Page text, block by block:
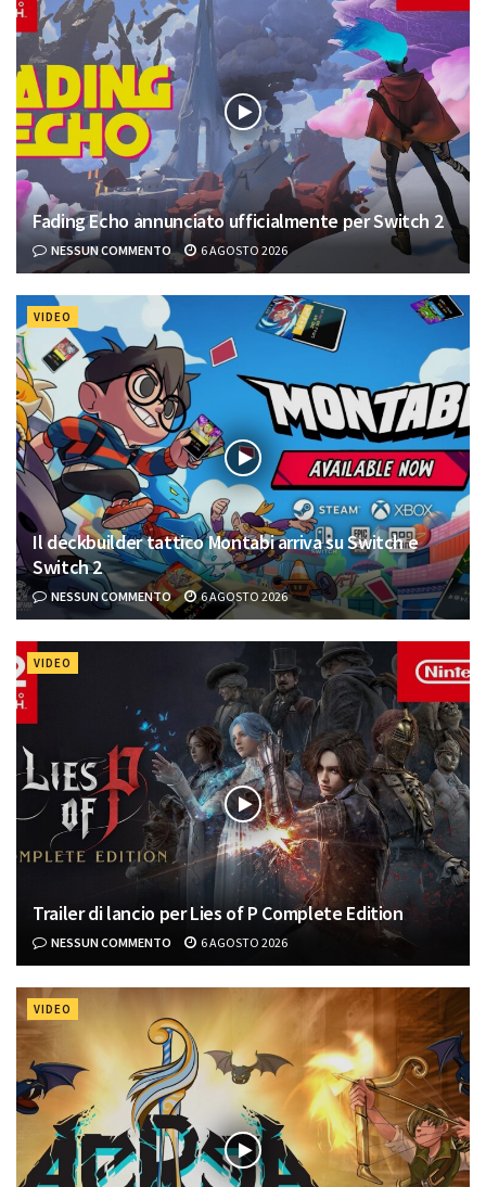
Fading Echo annunciato ufficialmente per Switch 2
NESSUN COMMENTO 6 AGOSTO 2026
VIDEO
Il deckbuilder tattico Montabi arriva su Switch e
Switch 2
NESSUN COMMENTO 6 AGOSTO 2026
VIDEO
Trailer di lancio per Lies of P Complete Edition
NESSUN COMMENTO 6 AGOSTO 2026
VIDEO